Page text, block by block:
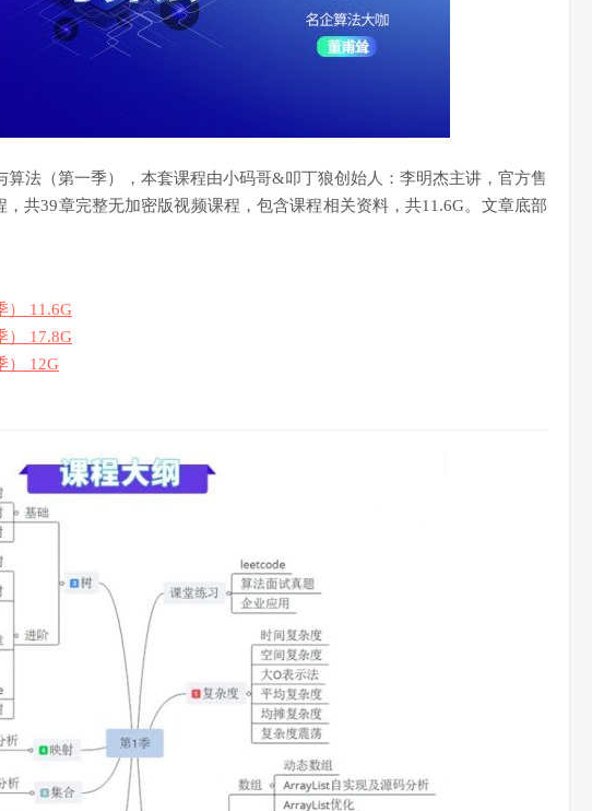
法（第一季），本套课程由小码哥&叩丁狼创始人：李明杰主讲，官方售
共39章完整无加密版视频课程，包含课程相关资料，共11.6G。文章底部
） 11.6G
） 17.8G
） 12G